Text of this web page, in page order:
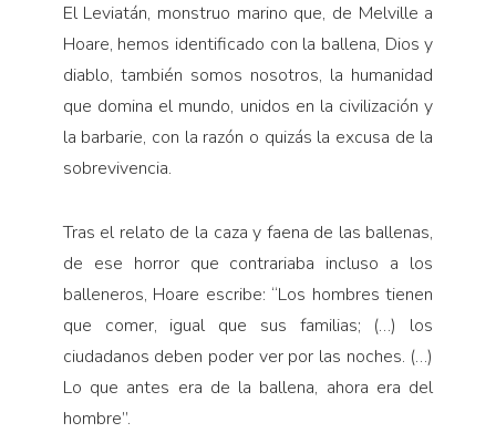
El Leviatán, monstruo marino que, de Melville a
Hoare, hemos identificado con la ballena, Dios y
diablo, también somos nosotros, la humanidad
que domina el mundo, unidos en la civilización y
la barbarie, con la razón o quizás la excusa de la
sobrevivencia.
Tras el relato de la caza y faena de las ballenas,
de ese horror que contrariaba incluso a los
balleneros, Hoare escribe: “Los hombres tienen
que comer, igual que sus familias; (…) los
ciudadanos deben poder ver por las noches. (…)
Lo que antes era de la ballena, ahora era del
hombre”.